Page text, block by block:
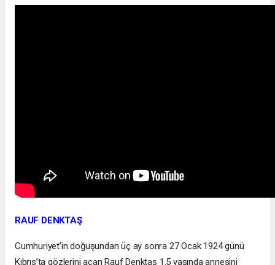
RAUF DENKTAŞ
Cumhuriyet’in doğuşundan üç ay sonra 27 Ocak 1924 günü
Kıbrıs’ta gözlerini açan Rauf Denktaş 1.5 yaşında annesini